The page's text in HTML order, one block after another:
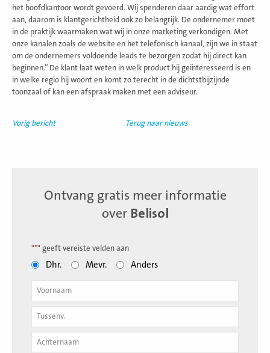
het hoofdkantoor wordt gevoerd. Wij spenderen daar aardig wat effort
aan, daarom is klantgerichtheid ook zo belangrijk. De ondernemer moet
in de praktijk waarmaken wat wij in onze marketing verkondigen. Met
onze kanalen zoals de website en het telefonisch kanaal, zijn we in staat
om de ondernemers voldoende leads te bezorgen zodat hij direct kan
beginnen.” De klant laat weten in welk product hij geïnteresseerd is en
in welke regio hij woont en komt zo terecht in de dichtstbijzijnde
toonzaal of kan een afspraak maken met een adviseur.
Vorig bericht Terug naar nieuws
Ontvang gratis meer informatie
over Belisol
"*" geeft vereiste velden aan
Dhr. Mevr. Anders